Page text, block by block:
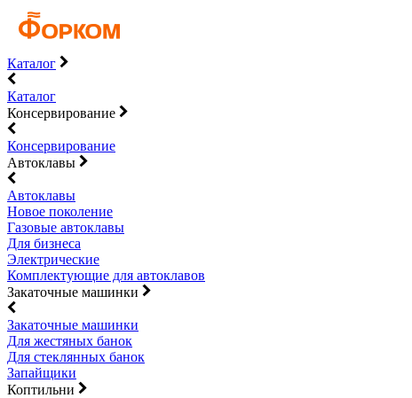
Каталог
Каталог
Консервирование
Консервирование
Автоклавы
Автоклавы
Новое поколение
Газовые автоклавы
Для бизнеса
Электрические
Комплектующие для автоклавов
Закаточные машинки
Закаточные машинки
Для жестяных банок
Для стеклянных банок
Запайщики
Коптильни